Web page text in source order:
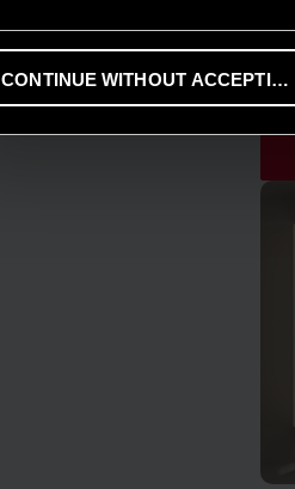
CONTINUE WITHOUT ACCEPTING